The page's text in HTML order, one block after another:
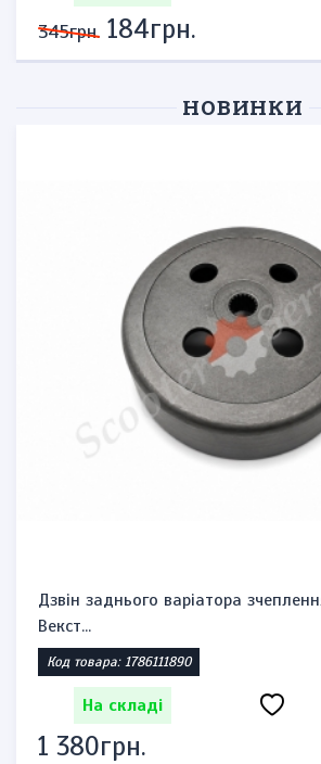
345грн. 184грн.
НОВИНКИ
Дзвін заднього варіатора
Векст...
Код товара: 1786111890
На складі
1 380грн.